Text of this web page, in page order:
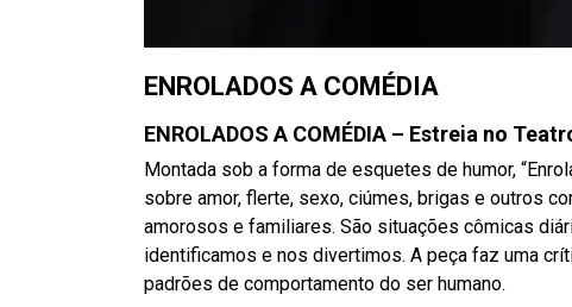
ENROLADOS A COMÉDIA
ENROLADOS A COMÉDIA – Estreia no
Montada sob a forma de esquetes de humor,
sobre amor, flerte, sexo, ciúmes, brigas e outros
amorosos e familiares. São situações cômicas
identificamos e nos divertimos. A peça faz uma
padrões de comportamento do ser humano.